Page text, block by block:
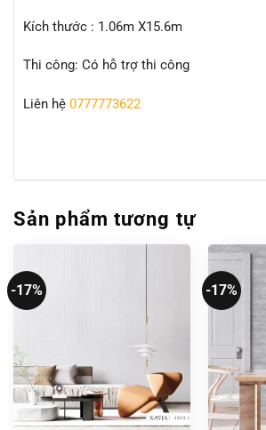
Kích thước : 1.06m X15.6m
Thi công: Có hỗ trợ thi công
Liên hệ 0777773622
Sản phẩm tương tự
-17% -17%